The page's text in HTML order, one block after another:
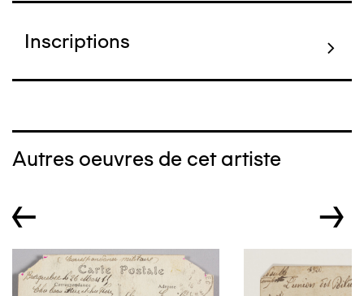
Inscriptions
Autres oeuvres de cet artiste
← →